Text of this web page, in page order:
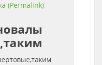
(Permalink)